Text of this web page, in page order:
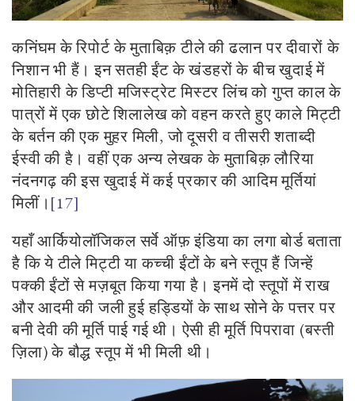
कनिंघम के रिपोर्ट के मुताबिक़ टीले की ढलान पर दीवारों के
निशान भी हैं। इन सतही ईंट के खंडहरों के बीच खुदाई में
मोतिहारी के डिप्टी मजिस्ट्रेट मिस्टर लिंच को गुप्त काल के
पात्रों में एक छोटे शिलालेख को वहन करते हुए काले मिट्टी
के बर्तन की एक मुहर मिली,जो दूसरी व तीसरी शताब्दी
ईस्वी की है। वहीं एक अन्य लेखक के मुताबिक़ लौरिया
नंदनगढ़ की इस खुदाई में कई प्रकार की आदिम मूर्तियां
मिलीं। [17]
यहाँ आर्कियोलॉजिकल सर्वे ऑफ़ इंडिया का लगा बोर्ड बताता
है कि ये टीले मिट्टी या कच्ची ईंटों के बने स्तूप हैं जिन्हें
पक्की ईंटों से मज़बूत किया गया है। इनमें दो स्तूपों में राख
और आदमी की जली हुई हड्डियों के साथ सोने के पत्तर पर
बनी देवी की मूर्ति पाई गई थी। ऐसी ही मूर्ति पिपरावा (बस्ती
ज़िला) के बौद्ध स्तूप में भी मिली थी।